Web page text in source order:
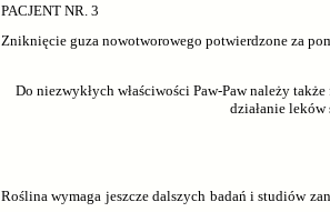
PACJENT NR. 3
Zniknięcie guza nowotworowego potwierdzone za
Do niezwykłych właściwości Paw-Paw należy
działanie leków
Roślina wymaga jeszcze dalszych badań i studiów